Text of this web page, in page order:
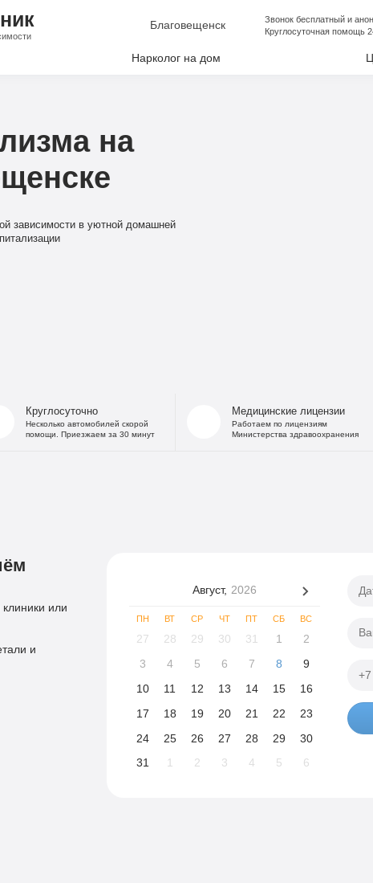
Благовещенск
Звонок бесплатный и
Круглосуточная помощь
от Алкоголизма
помощь
Нарколог на дом
на
зависимости в уютной домашней
Круглосуточно
Несколько автомобилей скорой
помощи. Приезжаем за 30 минут
Медицинские лицензии
Работаем по лицензиям
Министерства здравоохранения
или
и
Август, 2026
ПН ВТ СР ЧТ ПТ СБ ВС
27 28 29 30 31 1
2
3
4 5 6 7 8
9
10
11 12 13 14 15
16
17
18 19 20 21 22
23
24
25 26 27 28 29
30
31
1 2 3 4 5 6